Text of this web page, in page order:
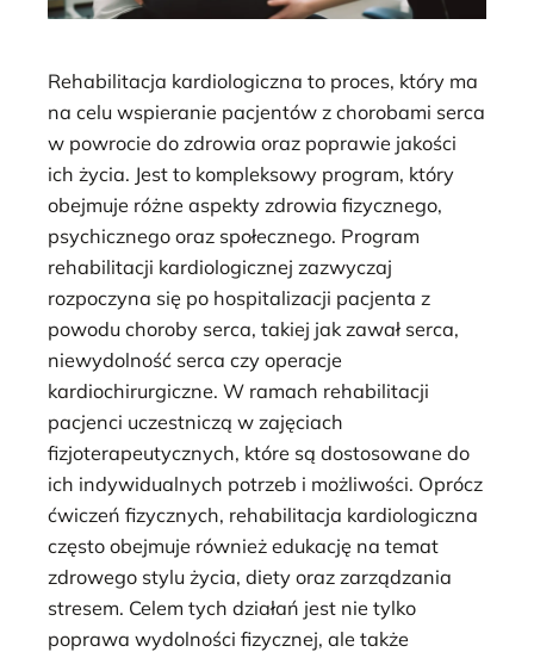
Rehabilitacja kardiologiczna to proces, który ma
na celu wspieranie pacjentów z chorobami serca
w powrocie do zdrowia oraz poprawie jakości
ich życia. Jest to kompleksowy program, który
obejmuje różne aspekty zdrowia fizycznego,
psychicznego oraz społecznego. Program
rehabilitacji kardiologicznej zazwyczaj
rozpoczyna się po hospitalizacji pacjenta z
powodu choroby serca, takiej jak zawał serca,
niewydolność serca czy operacje
kardiochirurgiczne. W ramach rehabilitacji
pacjenci uczestniczą w zajęciach
fizjoterapeutycznych, które są dostosowane do
ich indywidualnych potrzeb i możliwości. Oprócz
ćwiczeń fizycznych, rehabilitacja kardiologiczna
często obejmuje również edukację na temat
zdrowego stylu życia, diety oraz zarządzania
stresem. Celem tych działań jest nie tylko
poprawa wydolności fizycznej, ale także